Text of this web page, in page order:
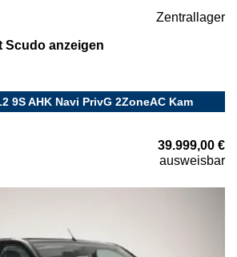
Zentrallager
Scudo anzeigen
9S AHK Navi PrivG 2ZoneAC Kam
39.999,00 €
ausweisbar